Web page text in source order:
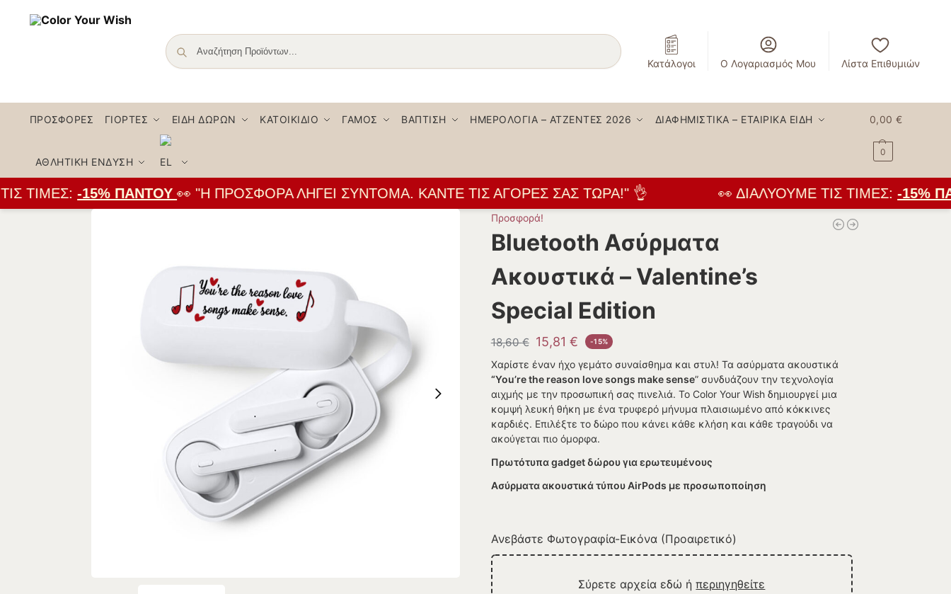
Αναζήτηση
Κατάλογοι Ο Λογαριασμός Μου Λίστα Επιθυμιών
ΠΡΟΣΦΟΡΈΣ ΓΙΟΡΤΈΣ ΕΊΔΗ ΔΏΡΩΝ ΚΑΤΟΙΚΊΔΙΟ ΓΆΜΟΣ ΒΆΠΤΙΣΗ ΗΜΕΡΟΛΌΓΙΑ – ΑΤΖΈΝΤΕΣ 2026 ΔΙΑΦΗΜΙΣΤΙΚΆ – ΕΤΑΙΡΙΚΆ ΕΊΔΗ
ΑΘΛΗΤΙΚΉ ΈΝΔΥΣΗ
0,00€
0
ΤΙΜΈΣ:-15% ΠΑΝΤΟΎ👀 "Η ΠΡΟΣΦΟΡΆ ΛΉΓΕΙ ΣΎΝΤΟΜΑ. ΚΆΝΤΕ ΤΙΣ ΑΓΟΡΈΣ ΣΑΣ ΤΏΡΑ!" 👌 👀 ΔΙΑΛΎΟΥΜΕ ΤΙΣ ΤΙΜΈΣ:-15%
Προσφορά!
Bluetooth Ασύρματα
Ακουστικά – Valentine’s
Special Edition
18,60€ 15,81 € -15%
Χαρίστε έναν ήχο γεμάτο συναίσθημα και στυλ! Τα ασύρματα ακουστικά
“You’re the reason love songs make sense” συνδυάζουν την τεχνολογία
αιχμής με την προσωπική σας πινελιά. Το Color Your Wish δημιουργεί μια
κομψή λευκή θήκη με ένα τρυφερό μήνυμα πλαισιωμένο από κόκκινες
καρδιές. Επιλέξτε το δώρο που κάνει κάθε κλήση και κάθε τραγούδι να
ακούγεται πιο όμορφα.
Πρωτότυπα gadget δώρου για ερωτευμένους
Ασύρματα ακουστικά τύπου AirPods με προσωποποίηση
Ανεβάστε Φωτογραφία-Εικόνα (Προαιρετικό)
Σύρετε αρχεία εδώ ήπεριηγηθείτε